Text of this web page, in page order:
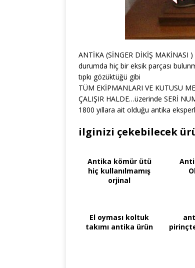
ANTİKA (SİNGER DİKİŞ MAKİNASI
durumda hiç bir eksik parçası
tıpkı gözüktüğü gibi
TÜM EKİPMANLARI VE KUTUSU
ÇALIŞIR HALDE…üzerinde SERİ
1800 yıllara ait olduğu antika
ilginizi çekebilecek
Antika kömür ütü
hiç kullanılmamış
orjinal
El oyması koltuk
takımı antika ürün